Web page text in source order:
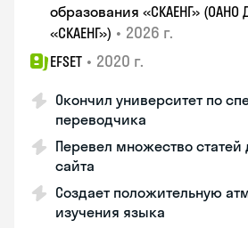
образования «СКАЕНГ» (ОАНО
«СКАЕНГ») • 2026 г.
EFSET • 2020 г.
Окончил университет по
переводчика
Перевел множество статей
сайта
Создает положительную
изучения языка